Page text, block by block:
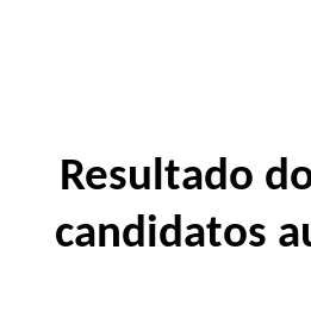
Resultado
candidatos